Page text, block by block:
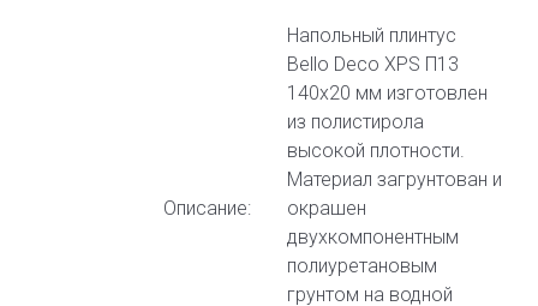
Описание:
Напольный плинтус
Bello Deco XPS П13
140x20 мм изготовлен
из полистирола
высокой плотности.
Материал загрунтован и
окрашен
двухкомпонентным
полиуретановым
грунтом на водной